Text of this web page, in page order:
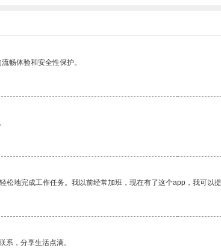
畅体验和安全性保护。
地完成工作任务。我以前经常加班，现在有了这个app，我可以
系，分享生活点滴。